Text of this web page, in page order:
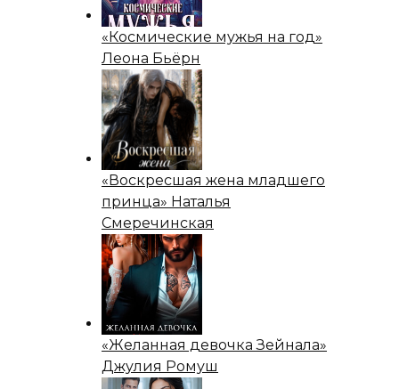
«Космические мужья на год»
Леона Бьёрн
«Воскресшая жена младшего
принца» Наталья
Смеречинская
«Желанная девочка Зейнала»
Джулия Ромуш